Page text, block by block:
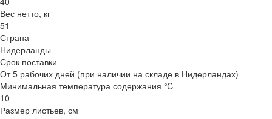
Вес нетто, кг
51
Страна
Нидерланды
Срок поставки
От 5 рабочих дней (при наличии на складе в Нидерландах)
Минимальная температура содержания ℃
10
Размер листьев, см